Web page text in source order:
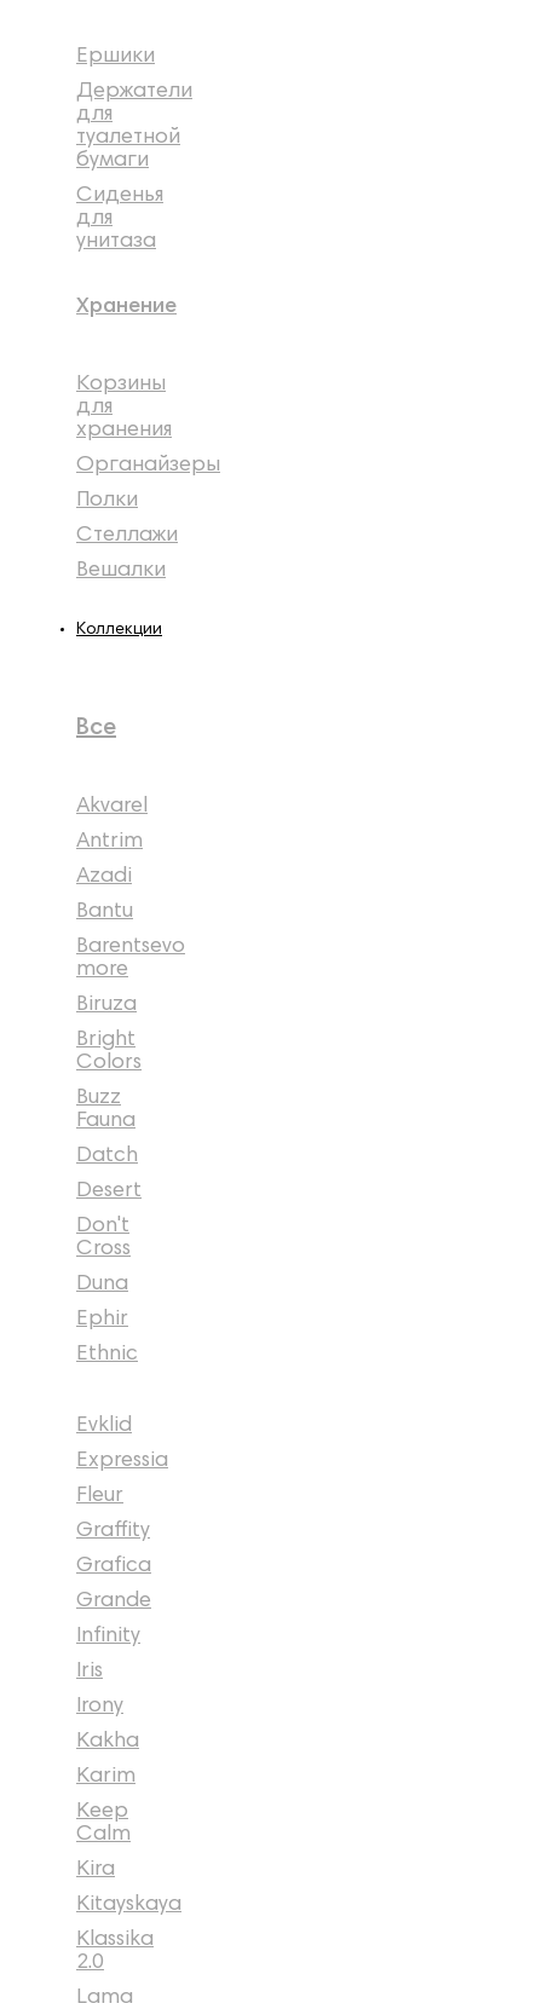
Ершики
Держатели
для
туалетной
бумаги
Сиденья
для
унитаза
Хранение
Корзины
для
хранения
Органайзеры
Полки
Стеллажи
Вешалки
Коллекции
Все
Akvarel
Antrim
Azadi
Bantu
Barentsevo
more
Biruza
Bright
Colors
Buzz
Fauna
Datch
Desert
Don't
Cross
Duna
Ephir
Ethnic
Evklid
Expressia
Fleur
Graffity
Grafica
Grande
Infinity
Iris
Irony
Kakha
Karim
Keep
Calm
Kira
Kitayskaya
Klassika
2.0
Lama